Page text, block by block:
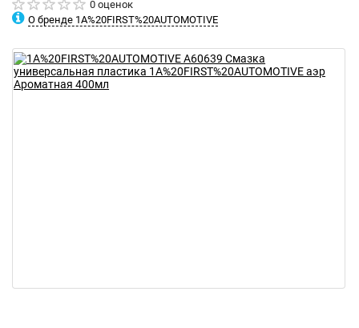
0 оценок
О бренде 1A%20FIRST%20AUTOMOTIVE